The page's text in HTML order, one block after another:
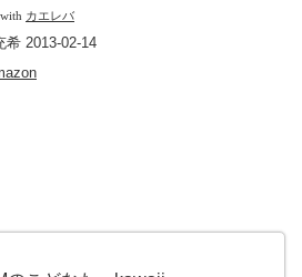
カエレバ
希 2013-02-14